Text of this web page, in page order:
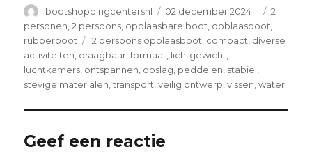
Author
bootshoppingcentersnl
Posted
on
02 december 2024
2
personen ,2 persoons opblaasbare boot opblaasboot
rubberboot
Tags
2 persoons opblaasboot compact diverse
activiteiten draagbaar ,formaat lichtgewicht
luchtkamers ontspannen opslag peddelen stabiel
stevige materialen ,transport ,veilig ontwerp ,vissen ,water
Geef een reactie